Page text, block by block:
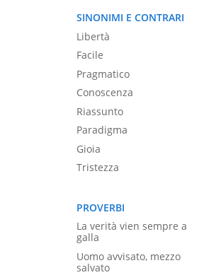
SINONIMI E CONTRARI
Libertà
Facile
Pragmatico
Conoscenza
Riassunto
Paradigma
Gioia
Tristezza
PROVERBI
La verità vien sempre a
galla
Uomo avvisato, mezzo
salvato